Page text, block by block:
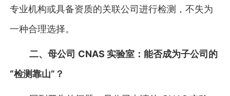
专业机构或具备资质的关联公司进行检测，不失为
一种合理选择。
二、母公司 CNAS 实验室：能否成为子公司的
“检测靠山”？